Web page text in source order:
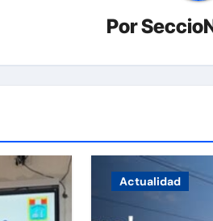
Por
Actualidad